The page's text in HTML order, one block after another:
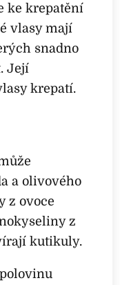
ke krepatění
vlasy mají
snadno
Její
krepatí.
a olivového
z ovoce
z
kutikuly.